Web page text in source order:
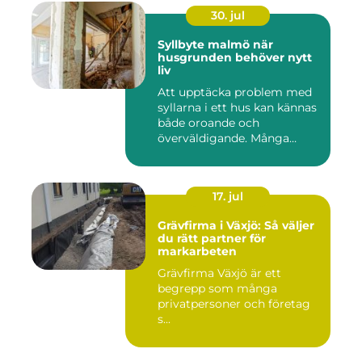
30. jul
Syllbyte malmö när
husgrunden behöver nytt
liv
Att upptäcka problem med
syllarna i ett hus kan kännas
både oroande och
överväldigande. Många
17. jul
Grävfirma i Växjö: Så väljer
du rätt partner för
markarbeten
Grävfirma Växjö är ett
begrepp som många
privatpersoner och företag
s...